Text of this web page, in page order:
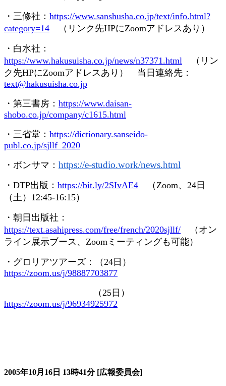
・三修社： https://www.sanshusha.co.jp/text/info.html?
category=14 （リンク先HPにZoomアドレスあり）
・白水社：
https://www.hakusuisha.co.jp/news/n37371.html （リン
ク先HPにZoomアドレスあり） 当日連絡先：
text@hakusuisha.co.jp
・第三書房： https://www.daisan-
shobo.co.jp/company/c1615.html
・三省堂： https://dictionary.sanseido-
publ.co.jp/sjllf_2020
・ボンサマ： https://e-studio.work/news.html
・ DTP出版： https://bit.ly/2SIvAE4 （Zoom、 24 日
（土） 12:45-16:15）
・朝日出版社：
https://text.asahipress.com/free/french/2020sjllf/ （オン
ライン展示ブース、 Zoom ミーティングも可能）
・グロリアツアーズ：（24 日）
https://zoom.us/j/98887703877
（25 日）
https://zoom.us/j/96934925972
2005年10月16日 13時41分 [広報委員会]